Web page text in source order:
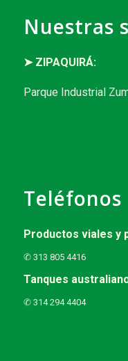
Nuestras
➤ ZIPAQUIRÁ:
Parque Industrial
Teléfonos
Productos viales y
✆ 313 805 4416
Tanques
✆ 314 294 4404